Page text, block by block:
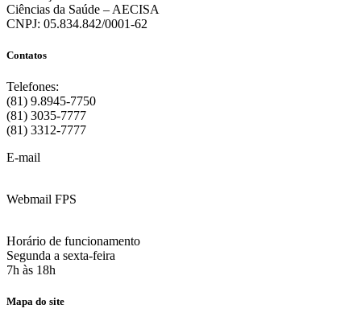
Ciências da Saúde – AECISA
CNPJ: 05.834.842/0001-62
Contatos
Telefones:
(81) 9.8945-7750
(81) 3035-7777
(81) 3312-7777
E-mail
Webmail FPS
Horário de funcionamento
Segunda a sexta-feira
7h às 18h
Mapa do site